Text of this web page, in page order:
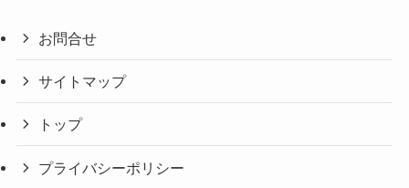
お問合せ
サイトマップ
トップ
プライバシーポリシー